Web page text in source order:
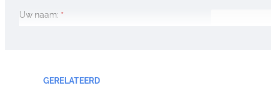
Uw naam:
GERELATEERD